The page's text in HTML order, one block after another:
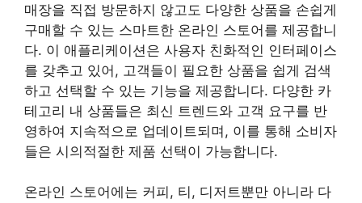
매장을 직접 방문하지 않고도 다양한 상품을 손쉽게
구매할 수 있는 스마트한 온라인 스토어를 제공합니
다. 이 애플리케이션은 사용자 친화적인 인터페이스
를 갖추고 있어, 고객들이 필요한 상품을 쉽게 검색
하고 선택할 수 있는 기능을 제공합니다. 다양한 카
테고리 내 상품들은 최신 트렌드와 고객 요구를 반
영하여 지속적으로 업데이트되며, 이를 통해 소비자
들은 시의적절한 제품 선택이 가능합니다.
온라인 스토어에는 커피, 티, 디저트뿐만 아니라 다